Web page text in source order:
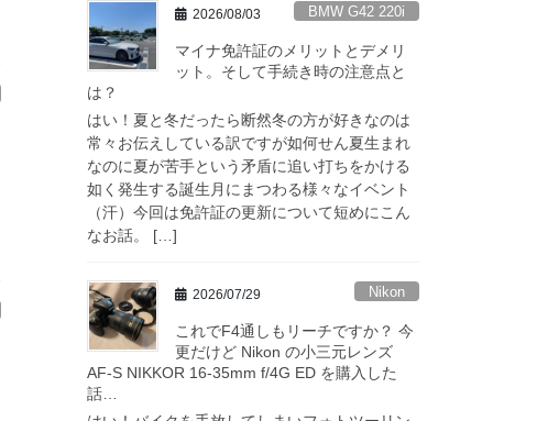
2026/08/03 BMW G42 220i
マイナ免許証のメリットとデメリ
ット。そして手続き時の注意点と
は？
はい！夏と冬だったら断然冬の方が好きなのは
常々お伝えしている訳ですが如何せん夏生まれ
なのに夏が苦手という矛盾に追い打ちをかける
如く発生する誕生月にまつわる様々なイベント
（汗）今回は免許証の更新について短めにこん
なお話。 […]
2026/07/29 Nikon
これでF4通しもリーチですか？ 今
更だけど Nikon の小三元レンズ
AF-S NIKKOR 16-35mm f/4G ED を購入した
話…